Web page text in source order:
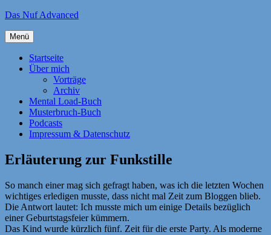
Zum
springen
Das Nuf Advanced
Menü
Startseite
Über mich
Vorträge
Archiv
Mental Load-Buch
Musterbruch-Buch
Podcasts
Impressum & Datenschutz
Erläuterung zur Funkstille
So manch einer mag sich gefragt haben, was ich die letzten Wochen
wichtiges erledigen musste, dass nicht mal Zeit zum Bloggen blieb.
Die Antwort lautet: Ich musste mich um einige Details bezüglich
einer Geburtstagsfeier kümmern.
Das Kind wurde kürzlich fünf. Zeit für die erste Party. Als moderne